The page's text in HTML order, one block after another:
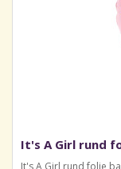
It's A Girl rund
It's A Girl rund folie